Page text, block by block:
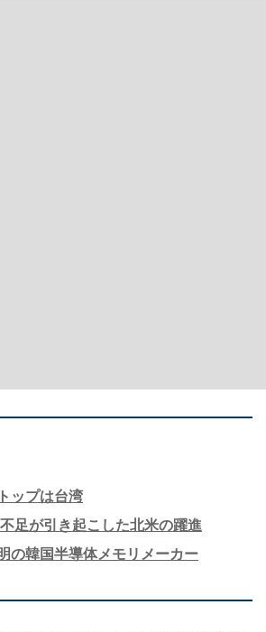
ップは台湾
足が引き起こした北米の躍進
の韓国半導体メモリメーカー